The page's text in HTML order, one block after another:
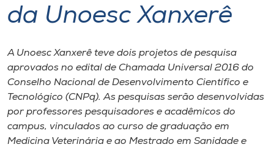
Atendimento ao Estudante
Portal de Ensino
A
Unoesc
Internacionalização
da Unoesc Xanxerê
A Unoesc Xanxerê teve dois projetos de pesquisa
aprovados no edital de Chamada Universal 2016 do
Conselho Nacional de Desenvolvimento Científico e
Tecnológico (CNPq). As pesquisas serão desenvolvidas
por professores pesquisadores e acadêmicos do
campus, vinculados ao curso de graduação em
Medicina Veterinária e ao Mestrado em Sanidade e